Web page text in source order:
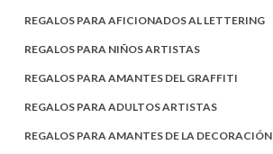
REGALOS PARA AFICIONADOS AL LETTERING
REGALOS PARA NIÑOS ARTISTAS
REGALOS PARA AMANTES DEL GRAFFITI
REGALOS PARA ADULTOS ARTISTAS
REGALOS PARA AMANTES DE LA DECORACIÓN